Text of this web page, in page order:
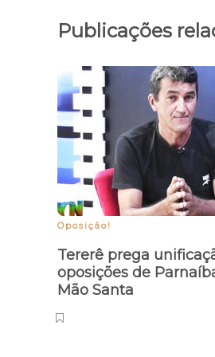
Publicações
Oposição!
Tererê prega
oposições de
Mão Santa